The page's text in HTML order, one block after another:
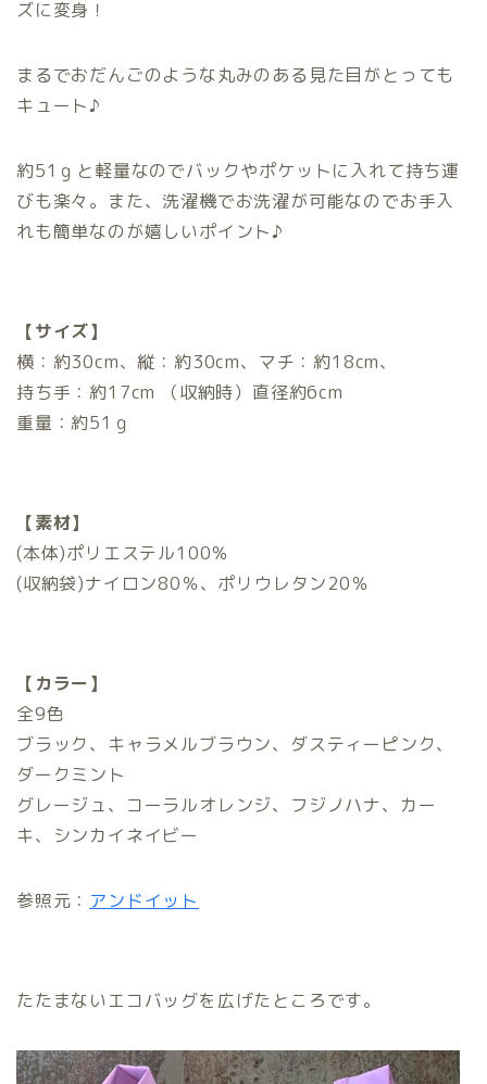
ズに変身！
まるでおだんごのような丸みのある見た目がとっても
キュート♪
約51ｇと軽量なのでバックやポケットに入れて持ち運
びも楽々。また、洗濯機でお洗濯が可能なのでお手入
れも簡単なのが嬉しいポイント♪
【サイズ】
横：約30cm、縦：約30cm、マチ：約18cm、
持ち手：約17cm （収納時）直径約6cm
重量：約51ｇ
【素材】
(本体)ポリエステル100％
(収納袋)ナイロン80％、ポリウレタン20％
【カラー】
全9色
ブラック、キャラメルブラウン、ダスティーピンク、
ダークミント
グレージュ、コーラルオレンジ、フジノハナ、カー
キ、シンカイネイビー
参照元： アンドイット
たたまないエコバッグを広げたところです。